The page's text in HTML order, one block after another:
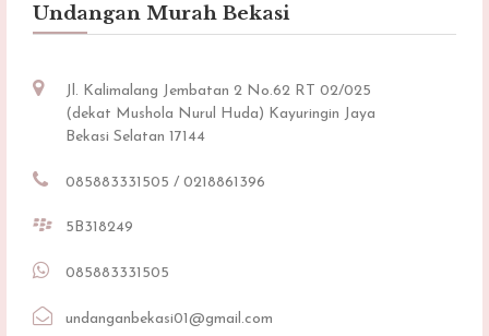
Undangan Murah Bekasi
Jl. Kalimalang Jembatan 2 No.62 RT 02/025
(dekat Mushola Nurul Huda) Kayuringin Jaya
Bekasi Selatan 17144
085883331505 / 0218861396
5B318249
085883331505
undanganbekasi01@gmail.com